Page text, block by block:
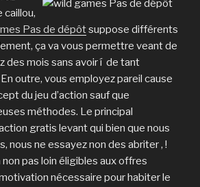
caillou,
Pas de dépôtsuppose différents
ça va vous permettre veant de
des mois sans avoir í de tant
outre, vous employez pareil cause
du jeu d’action sauf que
méthodes. Le principal
gratis levant qui bien que nous
nous ne essayez non des abriter , !
pas loin éligibles aux offres
nécessaire pour habiter le